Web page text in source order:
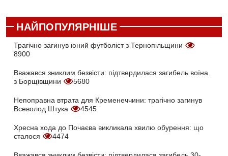
НАЙПОПУЛЯРНІШЕ
Трагічно загинув юний футболіст з Тернопільщини
8900
Вважався зниклим безвісти: підтвердилася загибель воїна
з Борщівщини
5680
Непоправна втрата для Кременеччини: трагічно загинув
Всеволод Штука
4545
Хресна хода до Почаєва викликала хвилю обурення: що
сталося
4474